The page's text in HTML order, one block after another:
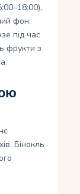
фон.
під час
фрукти з
Бінокль